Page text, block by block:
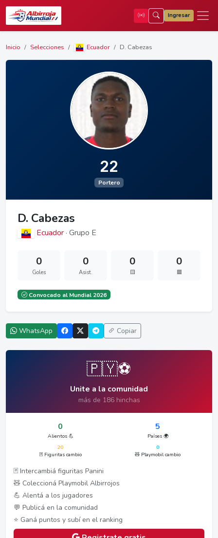
Ingresar
Inicio Selecciones Ecuador D. Cabezas
22
Portero
D. Cabezas
Ecuador · Grupo E
0
Goles
0
Asist.
0
🟨
0
🟥
Convocado al Mundial 2026
WhatsApp Copiar
🇵🇾⚽
Unite a la comunidad
más de 186 hinchas
0
Alientos 💪
5
Países 🌍
20
🃏 Figuritas cambio
0
🧸 Playmobil cambio
🃏 Intercambiá figuritas Panini
🧸 Coleccioná Playmobil Albirrojos
💪 Alentá a los jugadores
💬 Publicá en la comunidad
⭐ Ganá puntos y subí en el ranking